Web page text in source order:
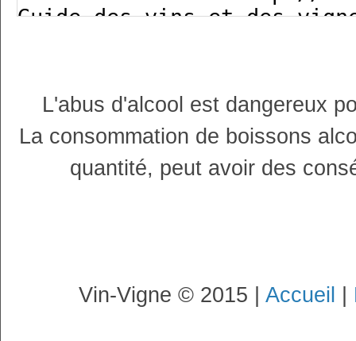
L'abus d'alcool est dangereux
La consommation de boissons
quantité, peut avoir des
Vin-Vigne © 2015 | Accueil